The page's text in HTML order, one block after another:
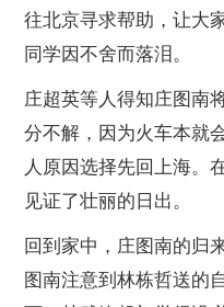
往北京寻求帮助，让大
同学因不舍而落泪。
庄超英等人得知庄图南
分不解，因为火车本就
人原因选择先回上海。
见证了壮丽的日出。
回到家中，庄图南的归
图南注意到林栋哲送的